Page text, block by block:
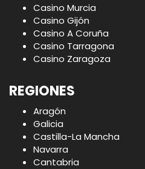
Casino Murcia
Casino Gijón
Casino A Coruña
Casino Tarragona
Casino Zaragoza
REGIONES
Aragón
Galicia
Castilla-La Mancha
Navarra
Cantabria